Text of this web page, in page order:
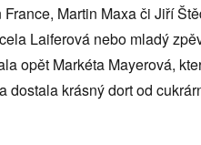
Martin Maxa či Jiří
Laiferová nebo mladý
opět Markéta Mayerová,
dostala krásný dort od